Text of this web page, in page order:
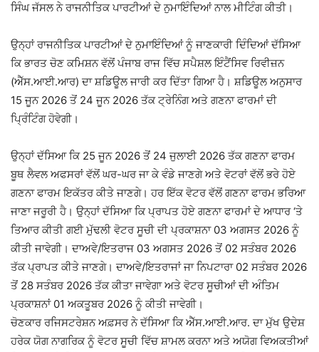
ਸਿੰਘ ਜੱਸਲ ਨੇ ਰਾਜਨੀਤਿਕ ਪਾਰਟੀਆਂ ਦੇ ਨੁਮਾਇੰਦਿਆਂ ਨਾਲ ਮੀਟਿੰਗ ਕੀਤੀ।
ਉਨ੍ਹਾਂ ਰਾਜਨੀਤਿਕ ਪਾਰਟੀਆਂ ਦੇ ਨੁਮਾਇੰਦਿਆਂ ਨੂੰ ਜਾਣਕਾਰੀ ਦਿੰਦਿਆਂ ਦੱਸਿਆ
ਕਿ ਭਾਰਤ ਚੋਣ ਕਮਿਸ਼ਨ ਵੱਲੋਂ ਪੰਜਾਬ ਰਾਜ ਵਿੱਚ ਸਪੈਸ਼ਲ ਇੰਟੈਂਸਿਵ ਰਿਵੀਜ਼ਨ
(ਐੱਸ.ਆਈ.ਆਰ) ਦਾ ਸ਼ਡਿਊਲ ਜਾਰੀ ਕਰ ਦਿੱਤਾ ਗਿਆ ਹੈ। ਸ਼ਡਿਊਲ ਅਨੁਸਾਰ
15 ਜੂਨ 2026 ਤੋਂ 24 ਜੂਨ 2026 ਤੱਕ ਟ੍ਰੇਨਿੰਗ ਅਤੇ ਗਣਨਾ ਫਾਰਮਾਂ ਦੀ
ਪ੍ਰਿੰਟਿੰਗ ਹੋਵੇਗੀ।
ਉਨ੍ਹਾਂ ਦੱਸਿਆ ਕਿ 25 ਜੂਨ 2026 ਤੋਂ 24 ਜੁਲਾਈ 2026 ਤੱਕ ਗਣਨਾ ਫਾਰਮ
ਬੂਥ ਲੈਵਲ ਅਫਸਰਾਂ ਵੱਲੋਂ ਘਰ-ਘਰ ਜਾ ਕੇ ਵੰਡੇ ਜਾਣਗੇ ਅਤੇ ਵੋਟਰਾਂ ਵੱਲੋਂ ਭਰੇ ਹੋਏ
ਗਣਨਾ ਫਾਰਮ ਇਕੱਤਰ ਕੀਤੇ ਜਾਣਗੇ। ਹਰ ਇੱਕ ਵੋਟਰ ਵੱਲੋਂ ਗਣਨਾ ਫਾਰਮ ਭਰਿਆ
ਜਾਣਾ ਜਰੂਰੀ ਹੈ। ਉਨ੍ਹਾਂ ਦੱਸਿਆ ਕਿ ਪ੍ਰਾਪਤ ਹੋਏ ਗਣਨਾ ਫਾਰਮਾਂ ਦੇ ਆਧਾਰ ‘ਤੇ
ਤਿਆਰ ਕੀਤੀ ਗਈ ਮੁੱਢਲੀ ਵੋਟਰ ਸੂਚੀ ਦੀ ਪ੍ਰਕਾਸ਼ਨਾ 03 ਅਗਸਤ 2026 ਨੂੰ
ਕੀਤੀ ਜਾਵੇਗੀ। ਦਾਅਵੇ/ਇਤਰਾਜ 03 ਅਗਸਤ 2026 ਤੋਂ 02 ਸਤੰਬਰ 2026
ਤੱਕ ਪ੍ਰਾਪਤ ਕੀਤੇ ਜਾਣਗੇ। ਦਾਅਵੇ/ਇਤਰਾਜਾਂ ਜਾ ਨਿਪਟਾਰਾ 02 ਸਤੰਬਰ 2026
ਤੋਂ 28 ਸਤੰਬਰ 2026 ਤੱਕ ਕੀਤਾ ਜਾਵੇਗਾ ਅਤੇ ਵੋਟਰ ਸੂਚੀਆਂ ਦੀ ਅੰਤਿਮ
ਪ੍ਰਕਾਸ਼ਨਾਂ 01 ਅਕਤੂਬਰ 2026 ਨੂੰ ਕੀਤੀ ਜਾਵੇਗੀ।
ਚੋਣਕਾਰ ਰਜਿਸਟਰੇਸ਼ਨ ਅਫ਼ਸਰ ਨੇ ਦੱਸਿਆ ਕਿ ਐੱਸ.ਆਈ.ਆਰ. ਦਾ ਮੁੱਖ ਉਦੇਸ਼
ਹਰੇਕ ਯੋਗ ਨਾਗਰਿਕ ਨੂੰ ਵੋਟਰ ਸੂਚੀ ਵਿੱਚ ਸ਼ਾਮਲ ਕਰਨਾ ਅਤੇ ਅਯੋਗ ਵਿਅਕਤੀਆਂ